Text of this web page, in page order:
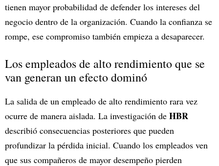
tienen mayor probabilidad de defender los intereses del
negocio dentro de la organización. Cuando la confianza se
rompe, ese compromiso también empieza a desaparecer.
Los empleados de alto rendimiento que se
van generan un efecto dominó
La salida de un empleado de alto rendimiento rara vez
ocurre de manera aislada. La investigación de HBR
describió consecuencias posteriores que pueden
profundizar la pérdida inicial. Cuando los empleados ven
que sus compañeros de mayor desempeño pierden